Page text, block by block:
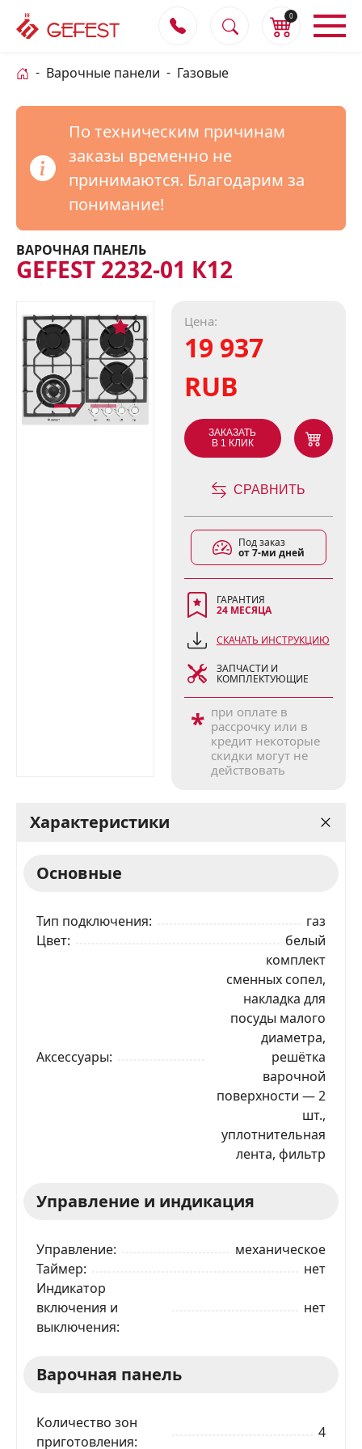
0
Варочные панели Газовые
По техническим причинам
заказы временно не
принимаются. Благодарим за
понимание!
ВАРОЧНАЯ ПАНЕЛЬ
GEFEST 2232-01 К12
0 Цена:
19 937
RUB
ЗАКАЗАТЬ
В 1 КЛИК
СРАВНИТЬ
Под заказ
от 7-ми дней
ГАРАНТИЯ
24 МЕСЯЦА
СКАЧАТЬ ИНСТРУКЦИЮ
ЗАПЧАСТИ И
КОМПЛЕКТУЮЩИЕ
* при оплате в
рассрочку или в
кредит некоторые
скидки могут не
действовать
Характеристики
Основные
Тип подключения
газ
Цвет
белый
Аксессуары
комплект
сменных сопел,
накладка для
посуды малого
диаметра,
решётка
варочной
поверхности — 2
шт.,
уплотнительная
лента, фильтр
Управление и индикация
Управление
механическое
Таймер
нет
Индикатор
включения и
выключения
нет
Варочная панель
Количество зон
приготовления
4